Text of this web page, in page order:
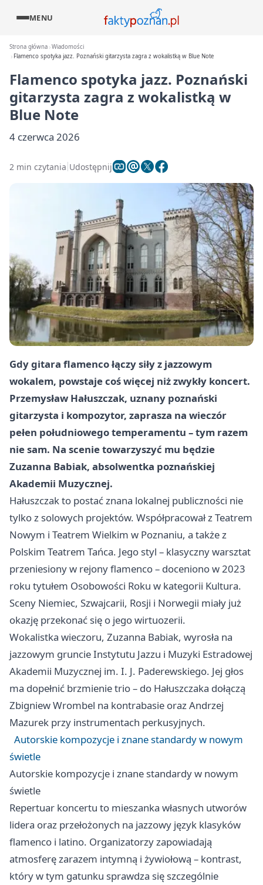
MENU
Strona główna Wiadomości
Flamenco spotyka jazz. Poznański gitarzysta zagra z wokalistką w Blue Note
Flamenco spotyka jazz. Poznański
gitarzysta zagra z wokalistką w
Blue Note
4 czerwca 2026
2 min czytania Udostępnij
Gdy gitara flamenco łączy siły z jazzowym
wokalem, powstaje coś więcej niż zwykły koncert.
Przemysław Hałuszczak, uznany poznański
gitarzysta i kompozytor, zaprasza na wieczór
pełen południowego temperamentu – tym razem
nie sam. Na scenie towarzyszyć mu będzie
Zuzanna Babiak, absolwentka poznańskiej
Akademii Muzycznej.
Hałuszczak to postać znana lokalnej publiczności nie
tylko z solowych projektów. Współpracował z Teatrem
Nowym i Teatrem Wielkim w Poznaniu, a także z
Polskim Teatrem Tańca. Jego styl – klasyczny warsztat
przeniesiony w rejony flamenco – doceniono w 2023
roku tytułem Osobowości Roku w kategorii Kultura.
Sceny Niemiec, Szwajcarii, Rosji i Norwegii miały już
okazję przekonać się o jego wirtuozerii.
Wokalistka wieczoru, Zuzanna Babiak, wyrosła na
jazzowym gruncie Instytutu Jazzu i Muzyki Estradowej
Akademii Muzycznej im. I. J. Paderewskiego. Jej głos
ma dopełnić brzmienie trio – do Hałuszczaka dołączą
Zbigniew Wrombel na kontrabasie oraz Andrzej
Mazurek przy instrumentach perkusyjnych.
Autorskie kompozycje i znane standardy w nowym
świetle
Autorskie kompozycje i znane standardy w nowym
świetle
Repertuar koncertu to mieszanka własnych utworów
lidera oraz przełożonych na jazzowy język klasyków
flamenco i latino. Organizatorzy zapowiadają
atmosferę zarazem intymną i żywiołową – kontrast,
który w tym gatunku sprawdza się szczególnie